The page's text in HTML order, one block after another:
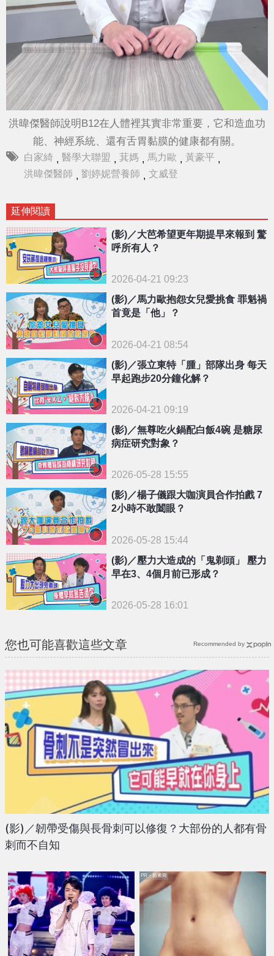
洪暐傑醫師說明B12在人體裡其實非常重要，它和造血功
能、神經系統、還有舌胃黏膜的健康都有關。
白家綺 , 醫學大聯盟 , 萁媽 , 馬力歐 , 黃豪平 ,
洪暐傑醫師 , 劉婷妮營養師 , 文威登
延伸閱讀
(影)／大芭希望更年期提早來報到 驚
呼所有人？
2026-04-21 09:23
(影)／馬力歐抱怨女兒愛挑食 罪魁禍
首竟是「他」？
2026-04-21 08:54
(影)／張立東特「腫」部隊出身 每天
早起跑步20分鐘化解？
2026-04-21 09:19
(影)／無尊吃火鍋配白飯4碗 是糖尿
病症研究對象？
2026-05-28 15:55
(影)／楊子儀跟大咖演員合作拍戲 7
2小時不敢闔眼？
2026-05-28 15:44
(影)／壓力大造成的「鬼剃頭」 壓力
早在3、4個月前已形成？
2026-05-28 16:01
您也可能喜歡這些文章
(影)／韌帶受傷與長骨刺可以修復？大部份的人都有骨
刺而不自知
PR・新素簡
Recommended by